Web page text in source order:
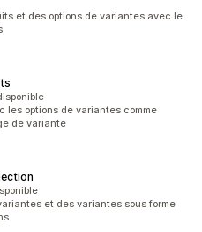
et des options de variantes avec le
les options de variantes comme
de variante
et des variantes sous forme